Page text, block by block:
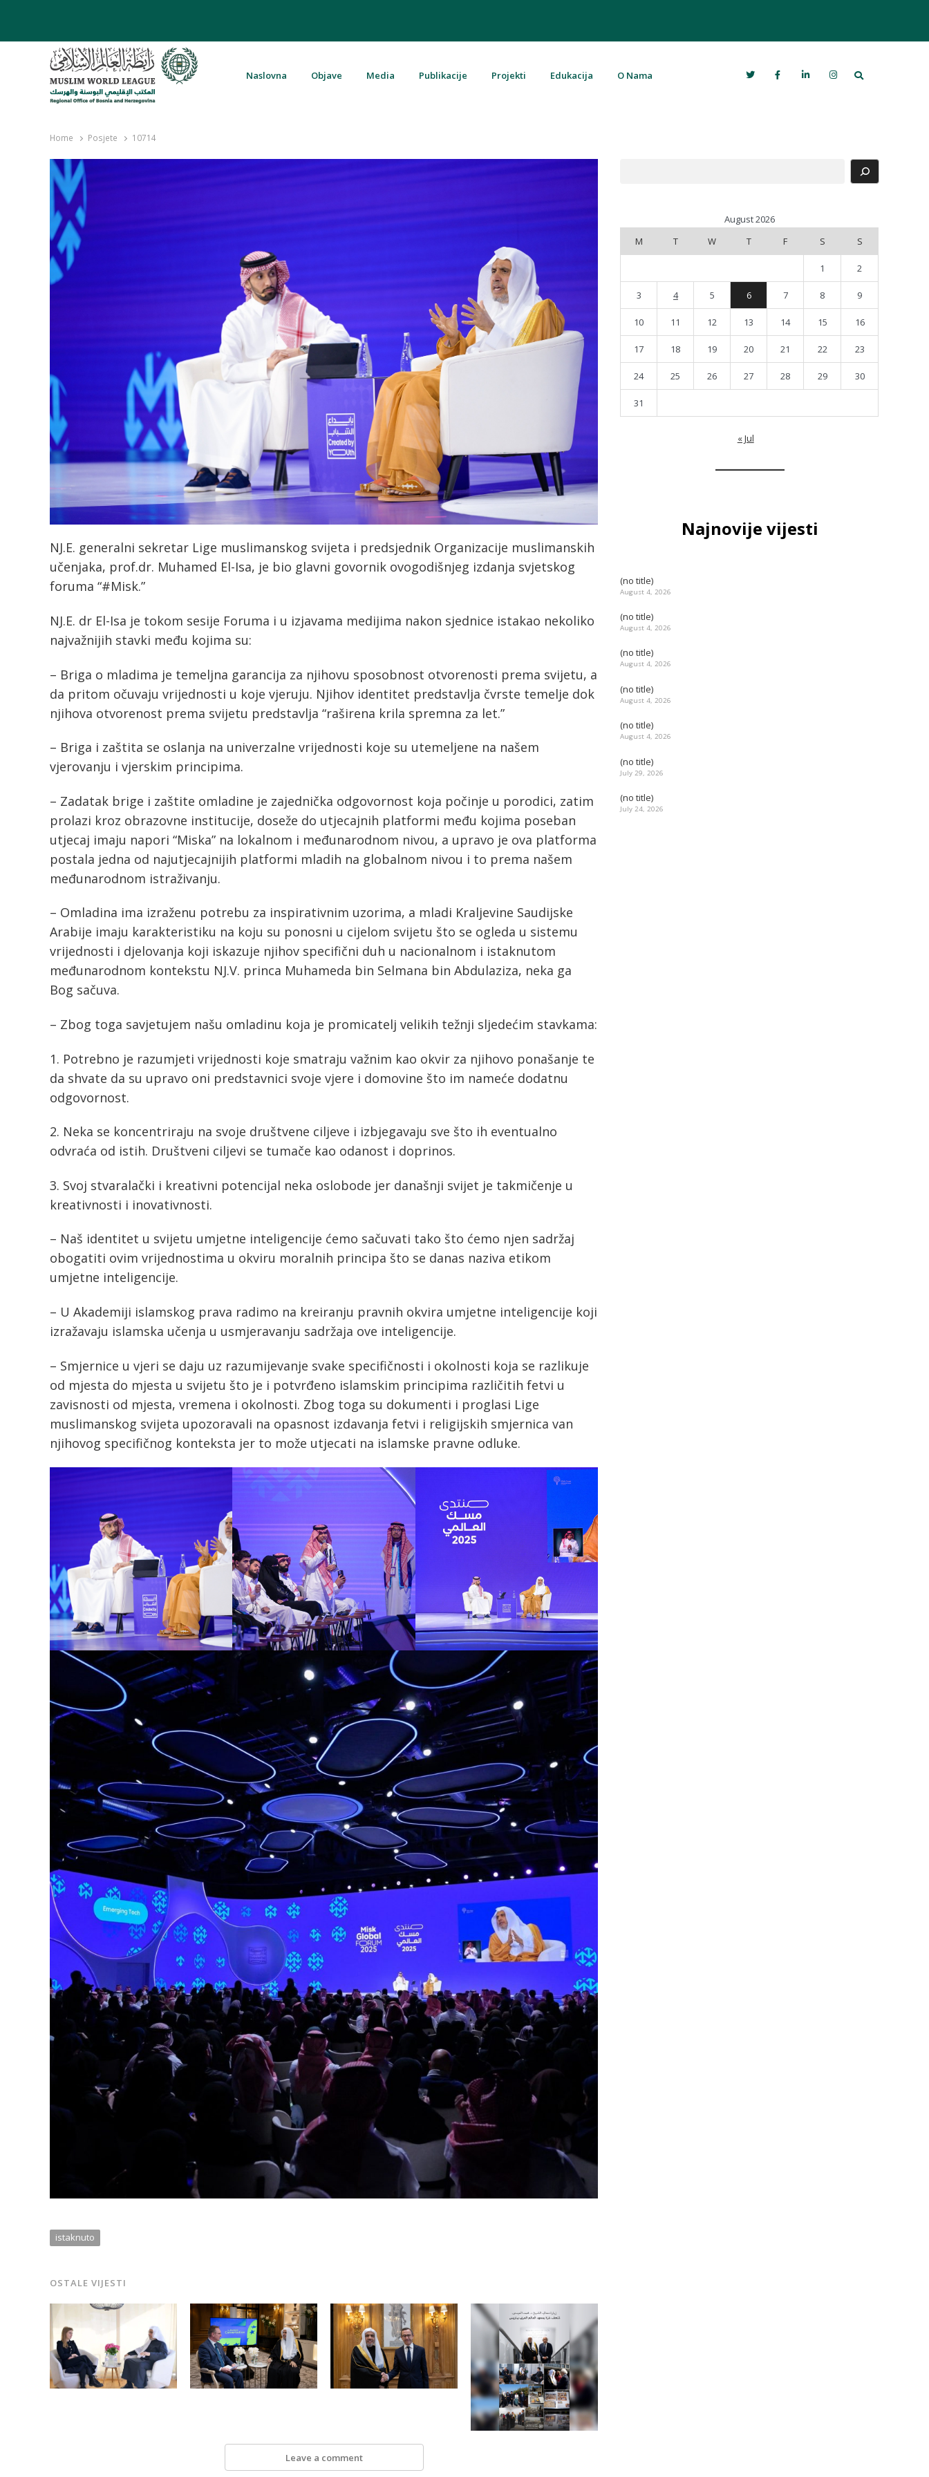
Naslovna Objave Media Publikacije Projekti Edukacija O Nama Search
Home Posjete 10714
NJ.E. generalni sekretar Lige muslimanskog svijeta i predsjednik Organizacije muslimanskih
učenjaka, prof.dr. Muhamed El-Isa, je bio glavni govornik ovogodišnjeg izdanja svjetskog
foruma “#Misk.”
NJ.E. dr El-Isa je tokom sesije Foruma i u izjavama medijima nakon sjednice istakao nekoliko
najvažnijih stavki među kojima su:
– Briga o mladima je temeljna garancija za njihovu sposobnost otvorenosti prema svijetu, a
da pritom očuvaju vrijednosti u koje vjeruju. Njihov identitet predstavlja čvrste temelje dok
njihova otvorenost prema svijetu predstavlja “raširena krila spremna za let.”
– Briga i zaštita se oslanja na univerzalne vrijednosti koje su utemeljene na našem
vjerovanju i vjerskim principima.
– Zadatak brige i zaštite omladine je zajednička odgovornost koja počinje u porodici, zatim
prolazi kroz obrazovne institucije, doseže do utjecajnih platformi među kojima poseban
utjecaj imaju napori “Miska” na lokalnom i međunarodnom nivou, a upravo je ova platforma
postala jedna od najutjecajnijih platformi mladih na globalnom nivou i to prema našem
međunarodnom istraživanju.
– Omladina ima izraženu potrebu za inspirativnim uzorima, a mladi Kraljevine Saudijske
Arabije imaju karakteristiku na koju su ponosni u cijelom svijetu što se ogleda u sistemu
vrijednosti i djelovanja koji iskazuje njihov specifični duh u nacionalnom i istaknutom
međunarodnom kontekstu NJ.V. princa Muhameda bin Selmana bin Abdulaziza, neka ga
Bog sačuva.
– Zbog toga savjetujem našu omladinu koja je promicatelj velikih težnji sljedećim stavkama:
1. Potrebno je razumjeti vrijednosti koje smatraju važnim kao okvir za njihovo ponašanje te
da shvate da su upravo oni predstavnici svoje vjere i domovine što im nameće dodatnu
odgovornost.
2. Neka se koncentriraju na svoje društvene ciljeve i izbjegavaju sve što ih eventualno
odvraća od istih. Društveni ciljevi se tumače kao odanost i doprinos.
3. Svoj stvaralački i kreativni potencijal neka oslobode jer današnji svijet je takmičenje u
kreativnosti i inovativnosti.
– Naš identitet u svijetu umjetne inteligencije ćemo sačuvati tako što ćemo njen sadržaj
obogatiti ovim vrijednostima u okviru moralnih principa što se danas naziva etikom
umjetne inteligencije.
– U Akademiji islamskog prava radimo na kreiranju pravnih okvira umjetne inteligencije koji
izražavaju islamska učenja u usmjeravanju sadržaja ove inteligencije.
– Smjernice u vjeri se daju uz razumijevanje svake specifičnosti i okolnosti koja se razlikuje
od mjesta do mjesta u svijetu što je i potvrđeno islamskim principima različitih fetvi u
zavisnosti od mjesta, vremena i okolnosti. Zbog toga su dokumenti i proglasi Lige
muslimanskog svijeta upozoravali na opasnost izdavanja fetvi i religijskih smjernica van
njihovog specifičnog konteksta jer to može utjecati na islamske pravne odluke.
istaknuto
OSTALE VIJESTI
Leave a comment
August 2026
M
T W T F S S
1 2
3 4 5 6 7 8 9
10 11 12 13 14 15 16
17 18 19 20 21 22 23
24 25 26 27 28 29 30
31
« Jul
Najnovije vijesti
(no title)
August 4, 2026
(no title)
August 4, 2026
(no title)
August 4, 2026
(no title)
August 4, 2026
(no title)
August 4, 2026
(no title)
July 29, 2026
(no title)
July 24, 2026